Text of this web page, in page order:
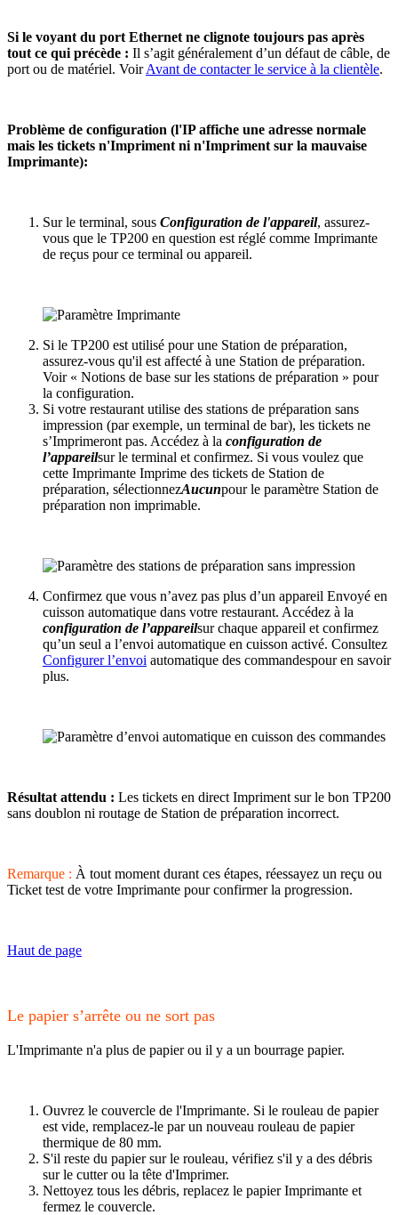
Si le voyant du port Ethernet ne clignote toujours pas après
tout ce qui précède : Il s’agit généralement d’un défaut de câble, de
port ou de matériel. VoirAvant de contacter le service à la clientèle.
Problème de configuration (l'IP affiche une adresse normale
mais les tickets n'Impriment ni n'Impriment sur la mauvaise
Imprimante):
Sur le terminal, sous Configuration de l'appareil, assurez-
vous que le TP200 en question est réglé comme Imprimante
de reçus pour ce terminal ou appareil.
Si le TP200 est utilisé pour une Station de préparation,
assurez-vous qu'il est affecté à une Station de préparation.
Voir « Notions de base sur les stations de préparation » pour
la configuration.
Si votre restaurant utilise des stations de préparation sans
impression (par exemple, un terminal de bar), les tickets ne
s’Imprimeront pas. Accédez à la configuration de
l’appareilsur le terminal et confirmez. Si vous voulez que
cette Imprimante Imprime des tickets de Station de
préparation, sélectionnezAucunpour le paramètre Station de
préparation non imprimable.
Confirmez que vous n’avez pas plus d’un appareil Envoyé en
cuisson automatique dans votre restaurant. Accédez à la
configuration de l’appareilsur chaque appareil et confirmez
qu’un seul a l’envoi automatique en cuisson activé. Consultez
Configurer l’envoi automatique des commandespour en savoir
plus.
Résultat attendu : Les tickets en direct Impriment sur le bon TP200
sans doublon ni routage de Station de préparation incorrect.
Remarque : À tout moment durant ces étapes, réessayez un reçu ou
Ticket test de votre Imprimante pour confirmer la progression.
Haut de page
Le papier s’arrête ou ne sort pas
L'Imprimante n'a plus de papier ou il y a un bourrage papier.
Ouvrez le couvercle de l'Imprimante. Si le rouleau de papier
est vide, remplacez-le par un nouveau rouleau de papier
thermique de 80 mm.
S'il reste du papier sur le rouleau, vérifiez s'il y a des débris
sur le cutter ou la tête d'Imprimer.
Nettoyez tous les débris, replacez le papier Imprimante et
fermez le couvercle.